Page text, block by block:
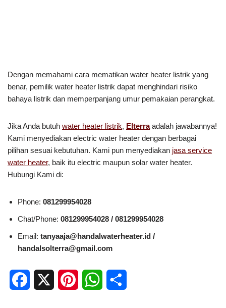
Dengan memahami cara mematikan water heater listrik yang
benar, pemilik water heater listrik dapat menghindari risiko
bahaya listrik dan memperpanjang umur pemakaian perangkat.
Jika Anda butuh water heater listrik, Elterraadalah jawabannya!
Kami menyediakan electric water heater dengan berbagai
pilihan sesuai kebutuhan. Kami pun menyediakan jasa service
water heater, baik itu electric maupun solar water heater.
Hubungi Kami di:
Phone: 081299954028
Chat/Phone: 081299954028 / 081299954028
Email: tanyaaja@handalwaterheater.id /
handalsolterra@gmail.com